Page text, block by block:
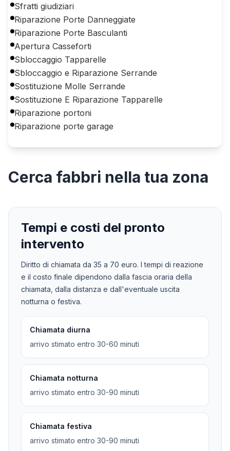
Sfratti giudiziari
Riparazione Porte Danneggiate
Riparazione Porte Basculanti
Apertura Casseforti
Sbloccaggio Tapparelle
Sbloccaggio e Riparazione Serrande
Sostituzione Molle Serrande
Sostituzione E Riparazione Tapparelle
Riparazione portoni
Riparazione porte garage
Cerca fabbri nella tua zona
Tempi e costi del pronto
intervento
Diritto di chiamata da 35 a 70 euro. I tempi di reazione
e il costo finale dipendono dalla fascia oraria della
chiamata, dalla distanza e dall'eventuale uscita
notturna o festiva.
Chiamata diurna
arrivo stimato entro 30-60 minuti
Chiamata notturna
arrivo stimato entro 30-90 minuti
Chiamata festiva
arrivo stimato entro 30-90 minuti